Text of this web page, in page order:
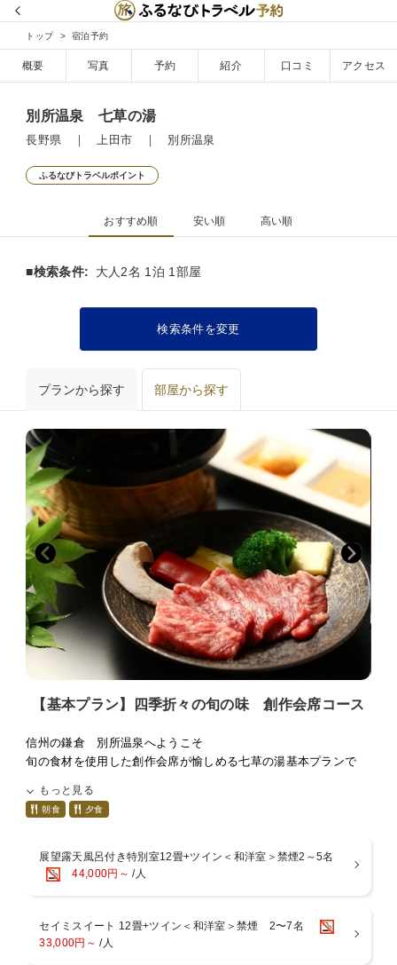
トップ 宿泊予約
概要 写真 予約 紹介 口コミ アクセス
別所温泉 七草の湯
長野県 ｜ 上田市 ｜ 別所温泉
ふるなびトラベルポイント
おすすめ順 安い順 高い順
■検索条件: 大人2名 1泊 1部屋
検索条件を変更
プランから探す 部屋から探す
【基本プラン】四季折々の旬の味 創作会席コース
信州の鎌倉 別所温泉へようこそ
旬の食材を使用した創作会席が愉しめる七草の湯基本プランで
■全プラン共通特典
1.翌朝ご出発前にロビーにて珈琲サービス
■ご夕食
女将こだわりの地酒や果実酒、長野ワインも豊富に揃えておりま
す。
もっと見る
朝食 夕食
展望露天風呂付き特別室12畳+ツイン＜和洋室＞禁煙2～5名
44,000円～ /人
セイミスイート 12畳+ツイン＜和洋室＞禁煙 2〜7名
33,000円～ /人